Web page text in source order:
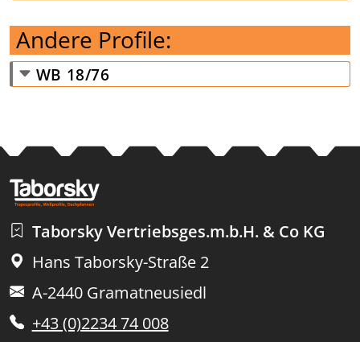
Andere Profile:
WB 18/76
Taborsky Vertriebsges.m.b.H. & Co KG
Hans Taborsky-Straße 2
A-2440 Gramatneusiedl
+43 (0)2234 74 008